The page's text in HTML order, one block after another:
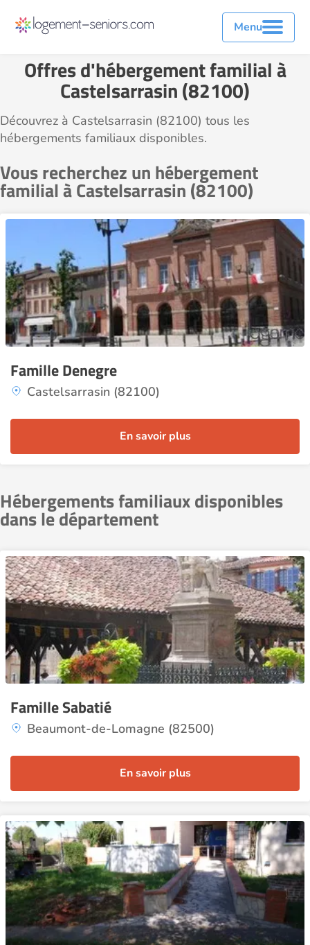
Menu
Offres d'hébergement familial à
Castelsarrasin (82100)
Découvrez à Castelsarrasin (82100) tous les
hébergements familiaux disponibles.
Vous recherchez un hébergement
familial à Castelsarrasin (82100)
Famille Denegre
Castelsarrasin (82100)
En savoir plus
Hébergements familiaux disponibles
dans le département
Famille Sabatié
Beaumont-de-Lomagne (82500)
En savoir plus